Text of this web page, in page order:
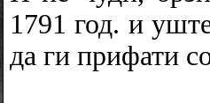
1791 год. и
да ги прифати